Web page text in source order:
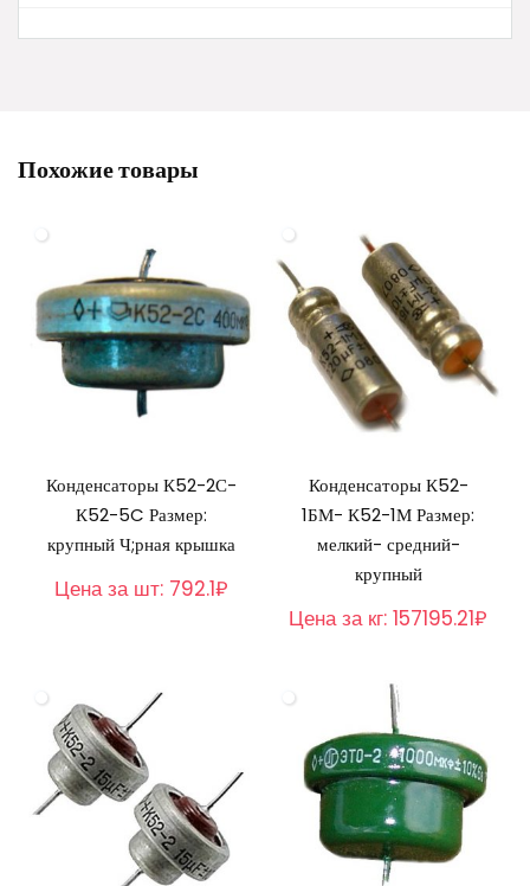
Похожие товары
Конденсаторы К52-2С-
К52-5C Размер:
крупный Ч;рная крышка
Цена за шт: 792.1₽
Конденсаторы К52-
1БМ- К52-1М Размер:
мелкий- средний-
крупный
Цена за кг:157195.21₽